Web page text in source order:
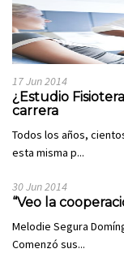
17 Jun 2014
¿Estudio
carrera
Todos los años,
esta misma p...
30 Jun 2014
“Veo la
Melodie Segura
Comenzó sus...